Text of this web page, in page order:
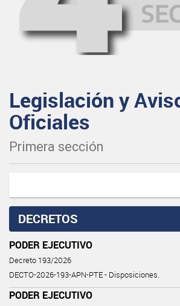
Legislación y
Oficiales
Primera sección
DECRETOS
PODER EJECUTIVO
Decreto 193/2026
DECTO-2026-193-APN-PTE - Disposiciones.
PODER EJECUTIVO